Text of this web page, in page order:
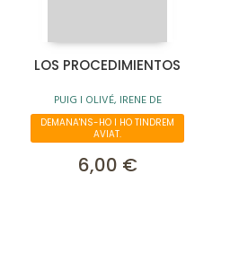
LOS PROCEDIMIENTOS
PUIG I OLIVÉ, IRENE DE
DEMANA'NS-HO I HO TINDREM
AVIAT.
6,00 €